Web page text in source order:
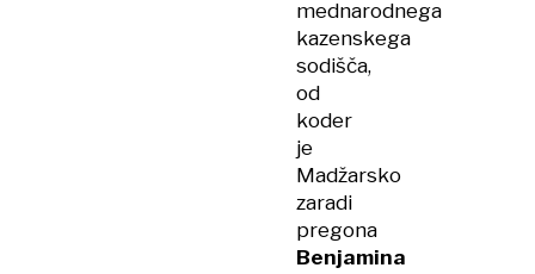
mednarodnega
kazenskega
sodišča,
od
koder
je
Madžarsko
zaradi
pregona
Benjamina